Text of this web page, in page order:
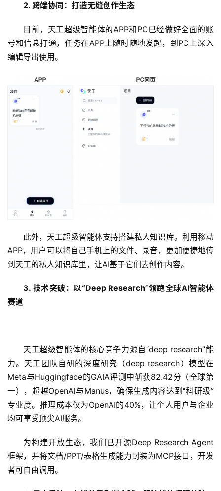
2. 跨端协同：打造无缝创作生态
目前，天工超级智能体的APP和PC已经做好全面的账
号和信息打通，任务在APP上随时随地发起，到PC上深入
编辑导出使用。
此外，天工超级智能体支持搭建私人知识库。利用移动
APP，用户可以将自己手机上的文件、录音，更加便捷地传
到天工的私人知识库里，让AI基于它们去创作内容。
3. 技术突破：以“Deep Research”领跑全球AI智能体
赛道
天工超级智能体的核心竞争力源自“deep research”能
力。天工团队自研的深度研究（deep research）模型在
Meta与Huggingface的GAIA评测中斩获82.42分（全球第
一），超越OpenAI与Manus，确保生成内容达到“科研级”
专业度。推理成本仅为OpenAI的40%，让个人用户与企业
均可享受顶尖AI服务。
为构建开放生态，我们已开源Deep Research Agent
框架，并将文档/PPT/表格生成能力封装为MCP接口，开发
者可自由调用。